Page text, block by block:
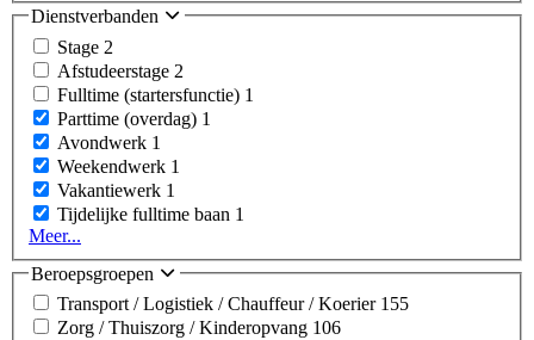
Dienstverbanden
Stage 2
Afstudeerstage 2
Fulltime (startersfunctie) 1
Parttime (overdag) 1
Avondwerk 1
Weekendwerk 1
Vakantiewerk 1
Tijdelijke fulltime baan 1
Meer...
Beroepsgroepen
Transport / Logistiek / Chauffeur / Koerier 155
Zorg / Thuiszorg / Kinderopvang 106